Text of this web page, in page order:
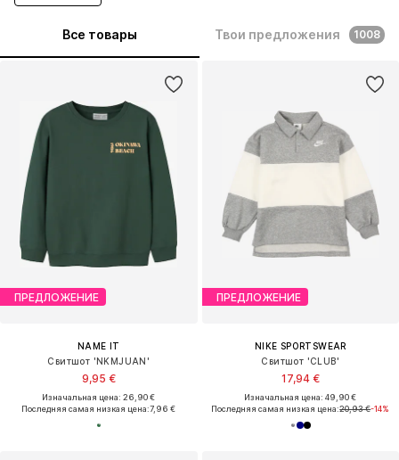
Все товары Твои предложения 1008
ПРЕДЛОЖЕНИЕ
NAME IT
Свитшот 'NKMJUAN'
9,95 €
Изначальная цена: 26,90 €
Последняя самая низкая цена:7,96 €
ПРЕДЛОЖЕНИЕ
NIKE SPORTSWEAR
Свитшот 'CLUB'
17,94 €
Изначальная цена: 49,90 €
Последняя самая низкая цена:20,93 €-14%